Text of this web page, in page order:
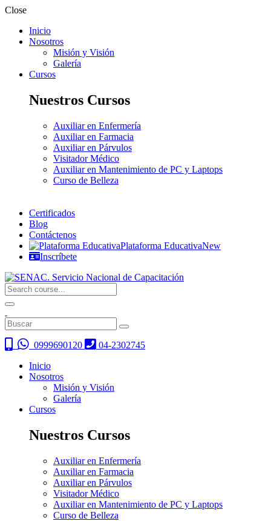
Close
Inicio
Nosotros
Misión y Visión
Galería
Cursos
Nuestros Cursos
Auxiliar en Enfermería
Auxiliar en Farmacia
Auxiliar en Párvulos
Visitador Médico
Auxiliar en Mantenimiento de PC y Laptops
Curso de Belleza
Certificados
Blog
Contáctenos
Plataforma EducativaNew
Inscríbete
0999690120
04-2302745
Inicio
Nosotros
Misión y Visión
Galería
Cursos
Nuestros Cursos
Auxiliar en Enfermería
Auxiliar en Farmacia
Auxiliar en Párvulos
Visitador Médico
Auxiliar en Mantenimiento de PC y Laptops
Curso de Belleza